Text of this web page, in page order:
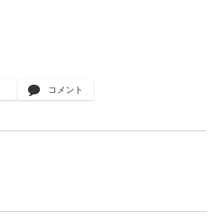
コメント